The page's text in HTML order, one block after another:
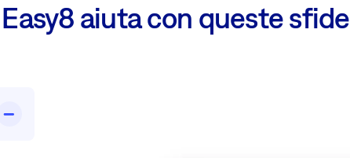
Easy8 aiuta con queste sfide